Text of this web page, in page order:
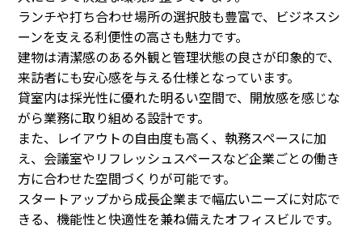
ランチや打ち合わせ場所の選択肢も豊富で、ビジネスシ
ーンを支える利便性の高さも魅力です。
建物は清潔感のある外観と管理状態の良さが印象的で、
来訪者にも安心感を与える仕様となっています。
貸室内は採光性に優れた明るい空間で、開放感を感じな
がら業務に取り組める設計です。
また、レイアウトの自由度も高く、執務スペースに加
え、会議室やリフレッシュスペースなど企業ごとの働き
方に合わせた空間づくりが可能です。
スタートアップから成長企業まで幅広いニーズに対応で
きる、機能性と快適性を兼ね備えたオフィスビルです。